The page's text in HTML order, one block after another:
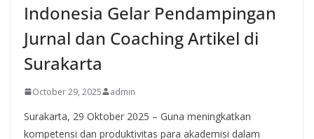
Indonesia Gelar Pendampingan
Jurnal dan Coaching Artikel di
Surakarta
October 29, 2025 admin
Surakarta, 29 Oktober 2025 – Guna meningkatkan
kompetensi dan produktivitas para akademisi dalam